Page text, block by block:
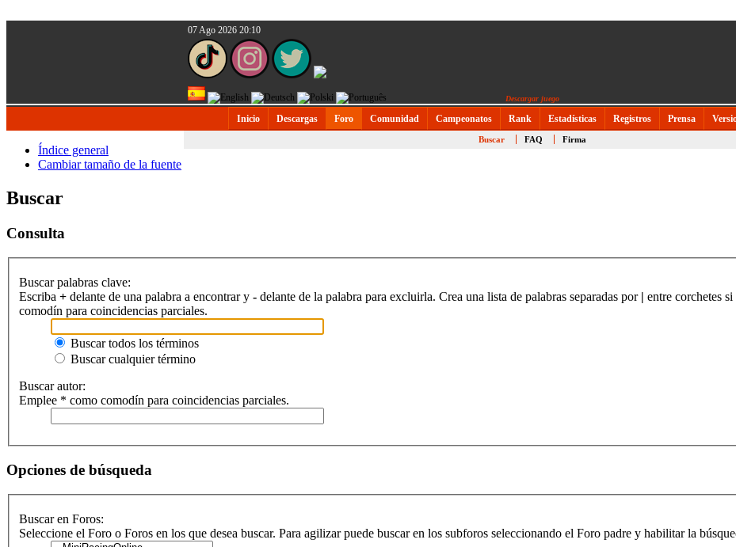
07 Ago 2026 20:10
Descargar juego
Inicio Descargas Foro Comunidad Campeonatos Rank Estadísticas Registros Prensa
Buscar FAQ Firma
Índice general
Cambiar tamaño de la fuente
Buscar
Consulta
Buscar palabras clave:
Escriba + delante de una palabra a encontrar y - delante de la palabra para excluirla. Crea una lista de palabras separadas por | entre corchetes
comodín para coincidencias parciales.
Buscar todos los términos
Buscar cualquier término
Buscar autor:
Emplee * como comodín para coincidencias parciales.
Opciones de búsqueda
Buscar en Foros:
Seleccione el Foro o Foros en los que desea buscar. Para agilizar puede buscar en los subforos seleccionando el Foro padre y habilitar la